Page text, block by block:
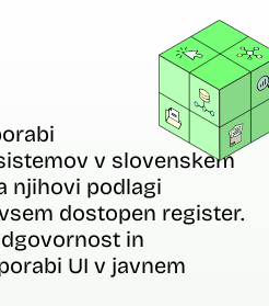
v slovenskem
njihovi podlagi
dostopen register.
in
UI v javnem